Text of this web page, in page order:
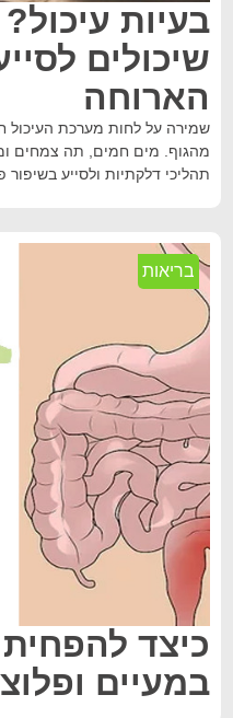
בעיות
שיכולים
הארוחה
שמירה על לחות מערכת העיכול
מהגוף. מים חמים, תה צמחים
תהליכי דלקתיות ולסייע בשיפור
בריאות
כיצד להפחית
במעיים